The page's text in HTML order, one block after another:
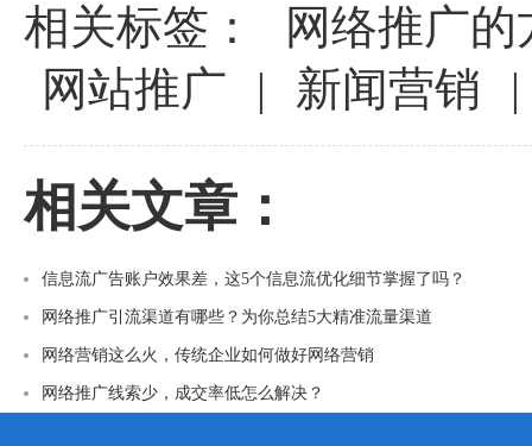
相关标签：
网络推广的
网站推广
| 新闻营销 |
相关文章：
信息流广告账户效果差，这5个信息流优化细节掌握了吗？
网络推广引流渠道有哪些？为你总结5大精准流量渠道
网络营销这么火，传统企业如何做好网络营销
网络推广线索少，成交率低怎么解决？